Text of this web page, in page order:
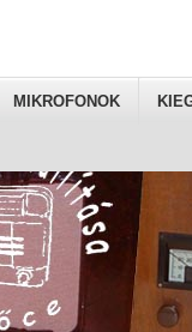
MIKROFONOK